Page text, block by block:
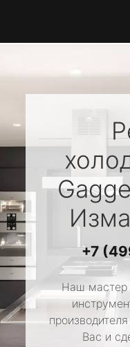
+7
Наш мастер
Вас и